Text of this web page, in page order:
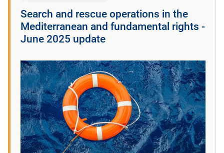
Search and rescue operations in the
Mediterranean and fundamental rights -
June 2025 update